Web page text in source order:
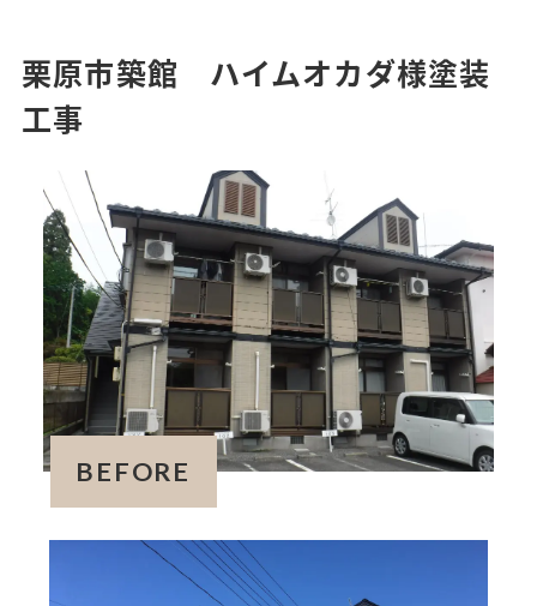
栗原市築館 ハイムオカダ様塗装
工事
BEFORE